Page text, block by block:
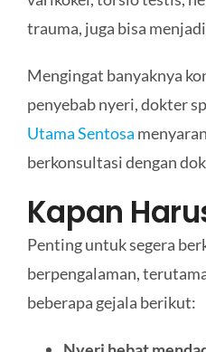
trauma, juga bisa
Mengingat banyaknya
penyebab nyeri, dokter
Utama Sentosa
berkonsultasi dengan
Kapan
Penting untuk segera
berpengalaman,
beberapa gejala berikut: